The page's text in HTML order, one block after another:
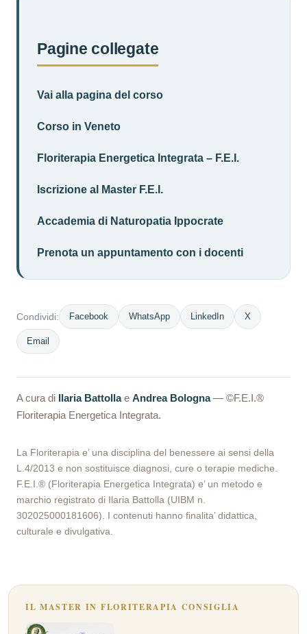
Pagine collegate
Vai alla pagina del corso
Corso in Veneto
Floriterapia Energetica Integrata – F.E.I.
Iscrizione al Master F.E.I.
Accademia di Naturopatia Ippocrate
Prenota un appuntamento con i docenti
Condividi: Facebook WhatsApp LinkedIn X
Email
A cura di Ilaria Battollae Andrea Bologna— ©F.E.I.®
Floriterapia Energetica Integrata.
La Floriterapia e’ una disciplina del benessere ai sensi della
L.4/2013 e non sostituisce diagnosi, cure o terapie mediche.
F.E.I.® (Floriterapia Energetica Integrata) e’ un metodo e
marchio registrato di Ilaria Battolla (UIBM n.
302025000181606). I contenuti hanno finalita’ didattica,
culturale e divulgativa.
IL MASTER IN FLORITERAPIA CONSIGLIA